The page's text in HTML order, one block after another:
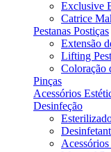
Exclusive
Catrice
Pestanas Postiças
Extensão
Lifting
Coloração
Pinças
Acessórios
Desinfeção